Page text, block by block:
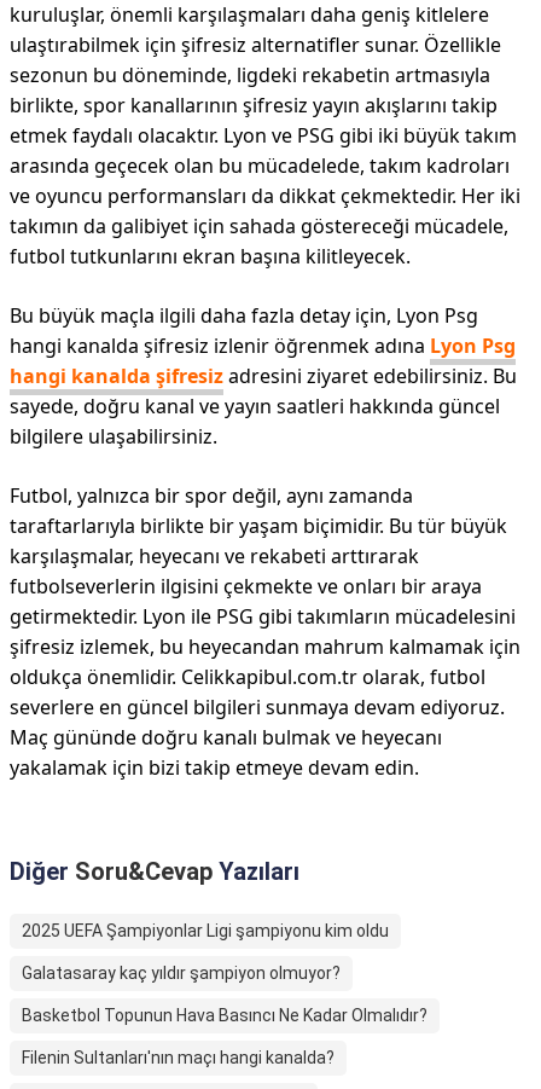
kuruluşlar, önemli karşılaşmaları daha geniş kitlelere
ulaştırabilmek için şifresiz alternatifler sunar. Özellikle
sezonun bu döneminde, ligdeki rekabetin artmasıyla
birlikte, spor kanallarının şifresiz yayın akışlarını takip
etmek faydalı olacaktır. Lyon ve PSG gibi iki büyük takım
arasında geçecek olan bu mücadelede, takım kadroları
ve oyuncu performansları da dikkat çekmektedir. Her iki
takımın da galibiyet için sahada göstereceği mücadele,
futbol tutkunlarını ekran başına kilitleyecek.
Bu büyük maçla ilgili daha fazla detay için, Lyon Psg
hangi kanalda şifresiz izlenir öğrenmek adına Lyon Psg
hangi kanalda şifresizadresini ziyaret edebilirsiniz. Bu
sayede, doğru kanal ve yayın saatleri hakkında güncel
bilgilere ulaşabilirsiniz.
Futbol, yalnızca bir spor değil, aynı zamanda
taraftarlarıyla birlikte bir yaşam biçimidir. Bu tür büyük
karşılaşmalar, heyecanı ve rekabeti arttırarak
futbolseverlerin ilgisini çekmekte ve onları bir araya
getirmektedir. Lyon ile PSG gibi takımların mücadelesini
şifresiz izlemek, bu heyecandan mahrum kalmamak için
oldukça önemlidir. Celikkapibul.com.tr olarak, futbol
severlere en güncel bilgileri sunmaya devam ediyoruz.
Maç gününde doğru kanalı bulmak ve heyecanı
yakalamak için bizi takip etmeye devam edin.
Diğer Soru&Cevap Yazıları
2025 UEFA Şampiyonlar Ligi şampiyonu kim oldu
Galatasaray kaç yıldır şampiyon olmuyor?
Basketbol Topunun Hava Basıncı Ne Kadar Olmalıdır?
Filenin Sultanları'nın maçı hangi kanalda?